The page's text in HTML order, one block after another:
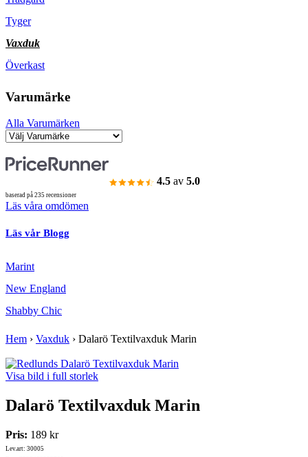
Tyger
Vaxduk
Överkast
Varumärke
Alla Varumärken
4.5 av 5.0
baserad på 235 recensioner
Läs våra omdömen
Läs vår Blogg
Marint
New England
Shabby Chic
Hem › Vaxduk › Dalarö Textilvaxduk Marin
Visa bild i full storlek
Dalarö Textilvaxduk Marin
Pris: 189 kr
Lev.art: 30005